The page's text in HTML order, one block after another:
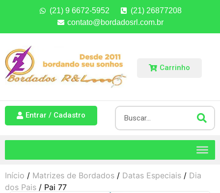
(21) 9 6672-5952
(21) 26877208
contato@bordadosrl.com.br
Carrinho
Entrar / Cadastro
Início / Matrizes de Bordados / Datas Especiais / Dia
dos Pais / Pai 77